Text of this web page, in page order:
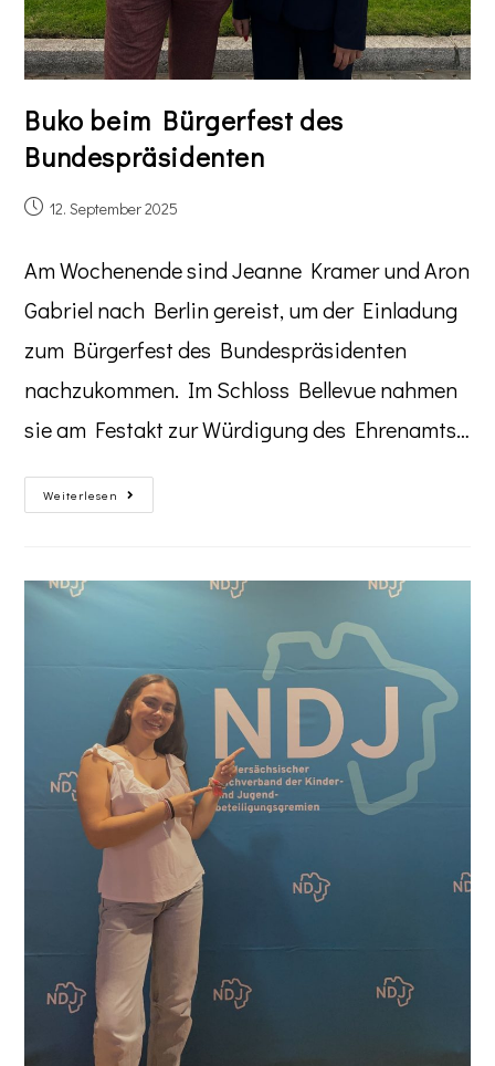
Buko beim Bürgerfest des
Bundespräsidenten
12. September 2025
Am Wochenende sind Jeanne Kramer und Aron
Gabriel nach Berlin gereist, um der Einladung
zum Bürgerfest des Bundespräsidenten
nachzukommen. Im Schloss Bellevue nahmen
sie am Festakt zur Würdigung des Ehrenamts…
Weiterlesen